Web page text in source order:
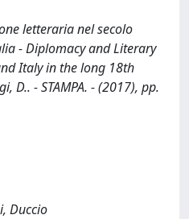
letteraria nel secolo
- Diplomacy and Literary
Italy in the long 18th
D.. - STAMPA. - (2017), pp.
Duccio